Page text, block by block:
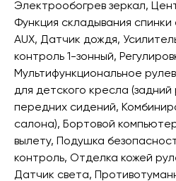
Электрообогрев зеркал,
Функция складывания
AUX, Датчик дождя,
контроль 1-зонный,
Мультифункциональное
для детского кресла (задний
передних сидений,
салона), Бортовой
вылету, Подушка
контроль, Отделка кожей
Датчик света,